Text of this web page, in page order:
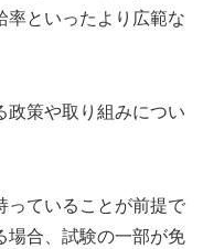
率といったより広範な
政策や取り組みについ
っていることが前提で
場合、試験の一部が免